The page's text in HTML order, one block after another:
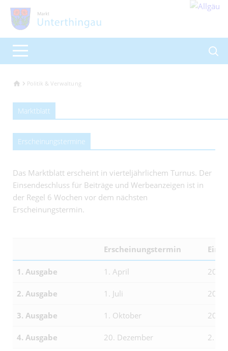
Politik & Verwaltung
Marktblatt
Erscheinungstermine
Das Marktblatt erscheint in vierteljährlichem Turnus. Der
Einsendeschluss für Beiträge und Werbeanzeigen ist in
der Regel 6 Wochen vor dem nächsten
Erscheinungstermin.
Erscheinungstermin
1. Ausgabe 1. April 20.
2. Ausgabe 1. Juli 20.
3. Ausgabe 1. Oktober 20.
4. Ausgabe 20. Dezember 2.